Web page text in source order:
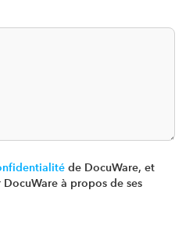
de DocuWare, et
à propos de ses